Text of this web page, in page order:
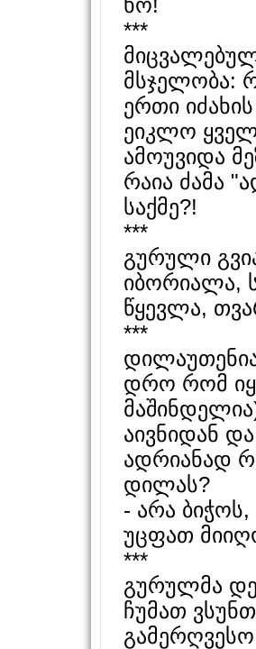
***
მსჯელობა:
ერთი
ეიკლო
ამოუვიდა
რაია ძამა
საქმე?!
***
გურული
იბორიალა,
წყევლა,
***
დრო რომ
აივნიდან
ადრიანად
დილას?
- არა
უცფათ
***
გურულმა
ჩუმათ